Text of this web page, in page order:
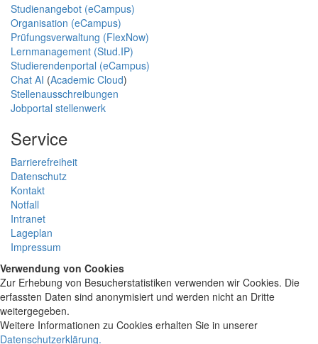
Studienangebot (eCampus)
Organisation (eCampus)
Prüfungsverwaltung (FlexNow)
Lernmanagement (Stud.IP)
Studierendenportal (eCampus)
Chat AI (Academic Cloud)
Stellenausschreibungen
Jobportal stellenwerk
Service
Barrierefreiheit
Datenschutz
Kontakt
Notfall
Intranet
Lageplan
Impressum
Verwendung von Cookies
Zur Erhebung von Besucherstatistiken verwenden wir Cookies. Die
erfassten Daten sind anonymisiert und werden nicht an Dritte
weitergegeben.
Weitere Informationen zu Cookies erhalten Sie in unserer
Datenschutzerklärung.